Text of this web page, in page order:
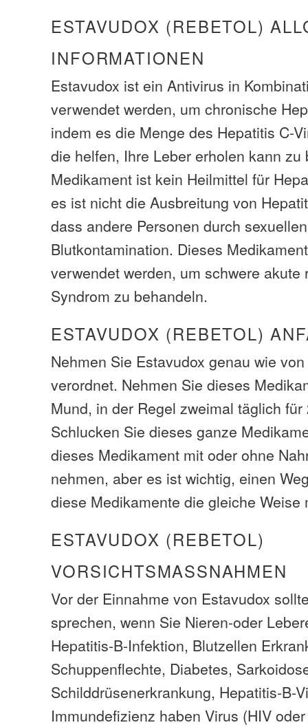
ESTAVUDOX (REBETOL)
INFORMATIONEN
Estavudox ist ein Antivirus in
verwendet werden, um chronische
indem es die Menge des Hepatitis C-
die helfen, Ihre Leber erholen kann
Medikament ist kein Heilmittel für
es ist nicht die Ausbreitung von
dass andere Personen durch
Blutkontamination. Dieses
verwendet werden, um schwere akute
Syndrom zu behandeln.
ESTAVUDOX (REBETOL)
Nehmen Sie Estavudox genau wie
verordnet. Nehmen Sie dieses
Mund, in der Regel zweimal täglich
Schlucken Sie dieses ganze
dieses Medikament mit oder ohne
nehmen, aber es ist wichtig, einen
diese Medikamente die gleiche Weise
ESTAVUDOX (REBETOL)
VORSICHTSMASSNAHMEN
Vor der Einnahme von Estavudox
sprechen, wenn Sie Nieren-oder
Hepatitis-B-Infektion, Blutzellen
Schuppenflechte, Diabetes,
Schilddrüsenerkrankung, Hepatitis-B-
Immundefizienz haben Virus (HIV